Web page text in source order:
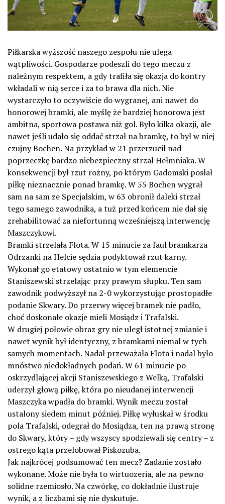
Piłkarska wyższość naszego zespołu nie ulega
wątpliwości. Gospodarze podeszli do tego meczu z
należnym respektem, a gdy trafiła się okazja do kontry
wkładali w nią serce i za to brawa dla nich. Nie
wystarczyło to oczywiście do wygranej, ani nawet do
honorowej bramki, ale myślę że bardziej honorowa jest
ambitna, sportowa postawa niż gol. Było kilka okazji, ale
nawet jeśli udało się oddać strzał na bramkę, to był w niej
czujny Bochen. Na przykład w 21 przerzucił nad
poprzeczkę bardzo niebezpieczny strzał Hełmniaka. W
konsekwencji był rzut rożny, po którym Gadomski posłał
piłkę nieznacznie ponad bramkę. W 55 Bochen wygrał
sam na sam ze Specjalskim, w 63 obronił daleki strzał
tego samego zawodnika, a tuż przed końcem nie dał się
zrehabilitować za niefortunną wcześniejszą interwencję
Maszczykowi.
Bramki strzelała Flota. W 15 minucie za faul bramkarza
Odrzanki na Helcie sędzia podyktował rzut karny.
Wykonał go etatowy ostatnio w tym elemencie
Staniszewski strzelając przy prawym słupku. Ten sam
zawodnik podwyższył na 2-0 wykorzystując prostopadłe
podanie Skwary. Do przerwy więcej bramek nie padło,
choć doskonałe okazje mieli Mosiądz i Trafalski.
W drugiej połowie obraz gry nie uległ istotnej zmianie i
nawet wynik był identyczny, z bramkami niemal w tych
samych momentach. Nadał przeważała Flota i nadal było
mnóstwo niedokładnych podań. W 61 minucie po
oskrzydlającej akcji Staniszewskiego z Welką, Trafalski
uderzył głową piłkę, która po nieudanej interwencji
Maszczyka wpadła do bramki. Wynik meczu został
ustalony siedem minut później. Piłkę wyłuskał w środku
pola Trafalski, odegrał do Mosiądza, ten na prawą stronę
do Skwary, który – gdy wszyscy spodziewali się centry – z
ostrego kąta przelobował Piskozuba.
Jak najkrócej podsumować ten mecz? Zadanie zostało
wykonane. Może nie była to wirtuozeria, ale na pewno
solidne rzemiosło. Na czwórkę, co dokładnie ilustruje
wynik, a z liczbami się nie dyskutuje.